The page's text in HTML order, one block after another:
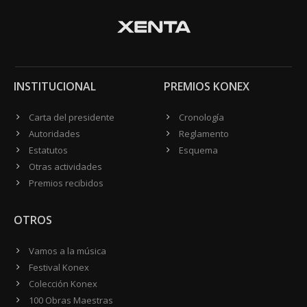
INSTITUCIONAL
Carta del presidente
Autoridades
Estatutos
Otras actividades
Premios recibidos
PREMIOS KONEX
Cronología
Reglamento
Esquema
OTROS
Vamos a la música
Festival Konex
Colección Konex
100 Obras Maestras